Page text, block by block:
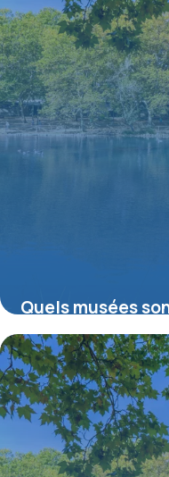
Quels musées
dimanche du
16 juillet 2026